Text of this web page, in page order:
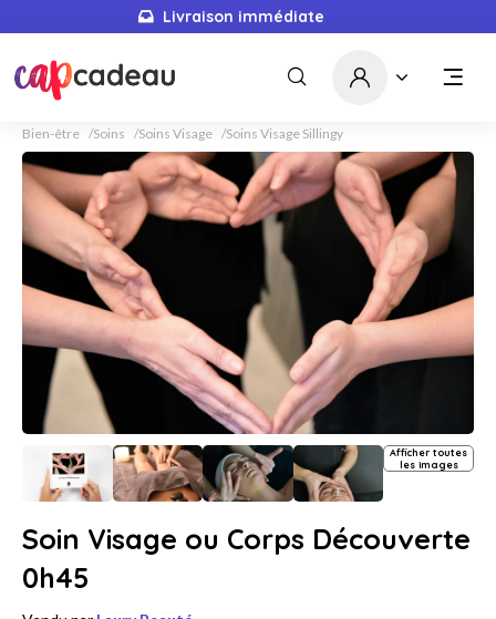
Livraison immédiate
Bien-être Soins Soins Visage Soins Visage Sillingy
Afficher toutes
les images
Soin Visage ou Corps Découverte
0h45